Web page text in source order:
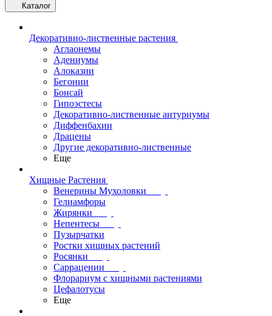
Каталог
Декоративно-лиственные растения
Аглаонемы
Адениумы
Алоказии
Бегонии
Бонсай
Гипоэстесы
Декоративно-лиственные антуриумы
Диффенбахии
Драцены
Другие декоративно-лиственные
Еще
Хищные Растения
Венерины Мухоловки
Гелиамфоры
Жирянки
Непентесы
Пузырчатки
Ростки хищных растений
Росянки
Саррацении
Флорариум с хищными растениями
Цефалотусы
Еще